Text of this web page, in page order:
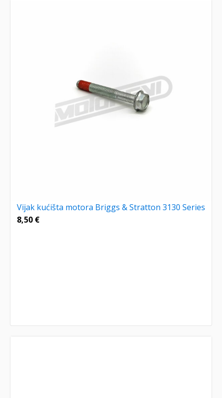
Vijak kućišta motora Briggs & Stratton 3130 Series
8,50 €